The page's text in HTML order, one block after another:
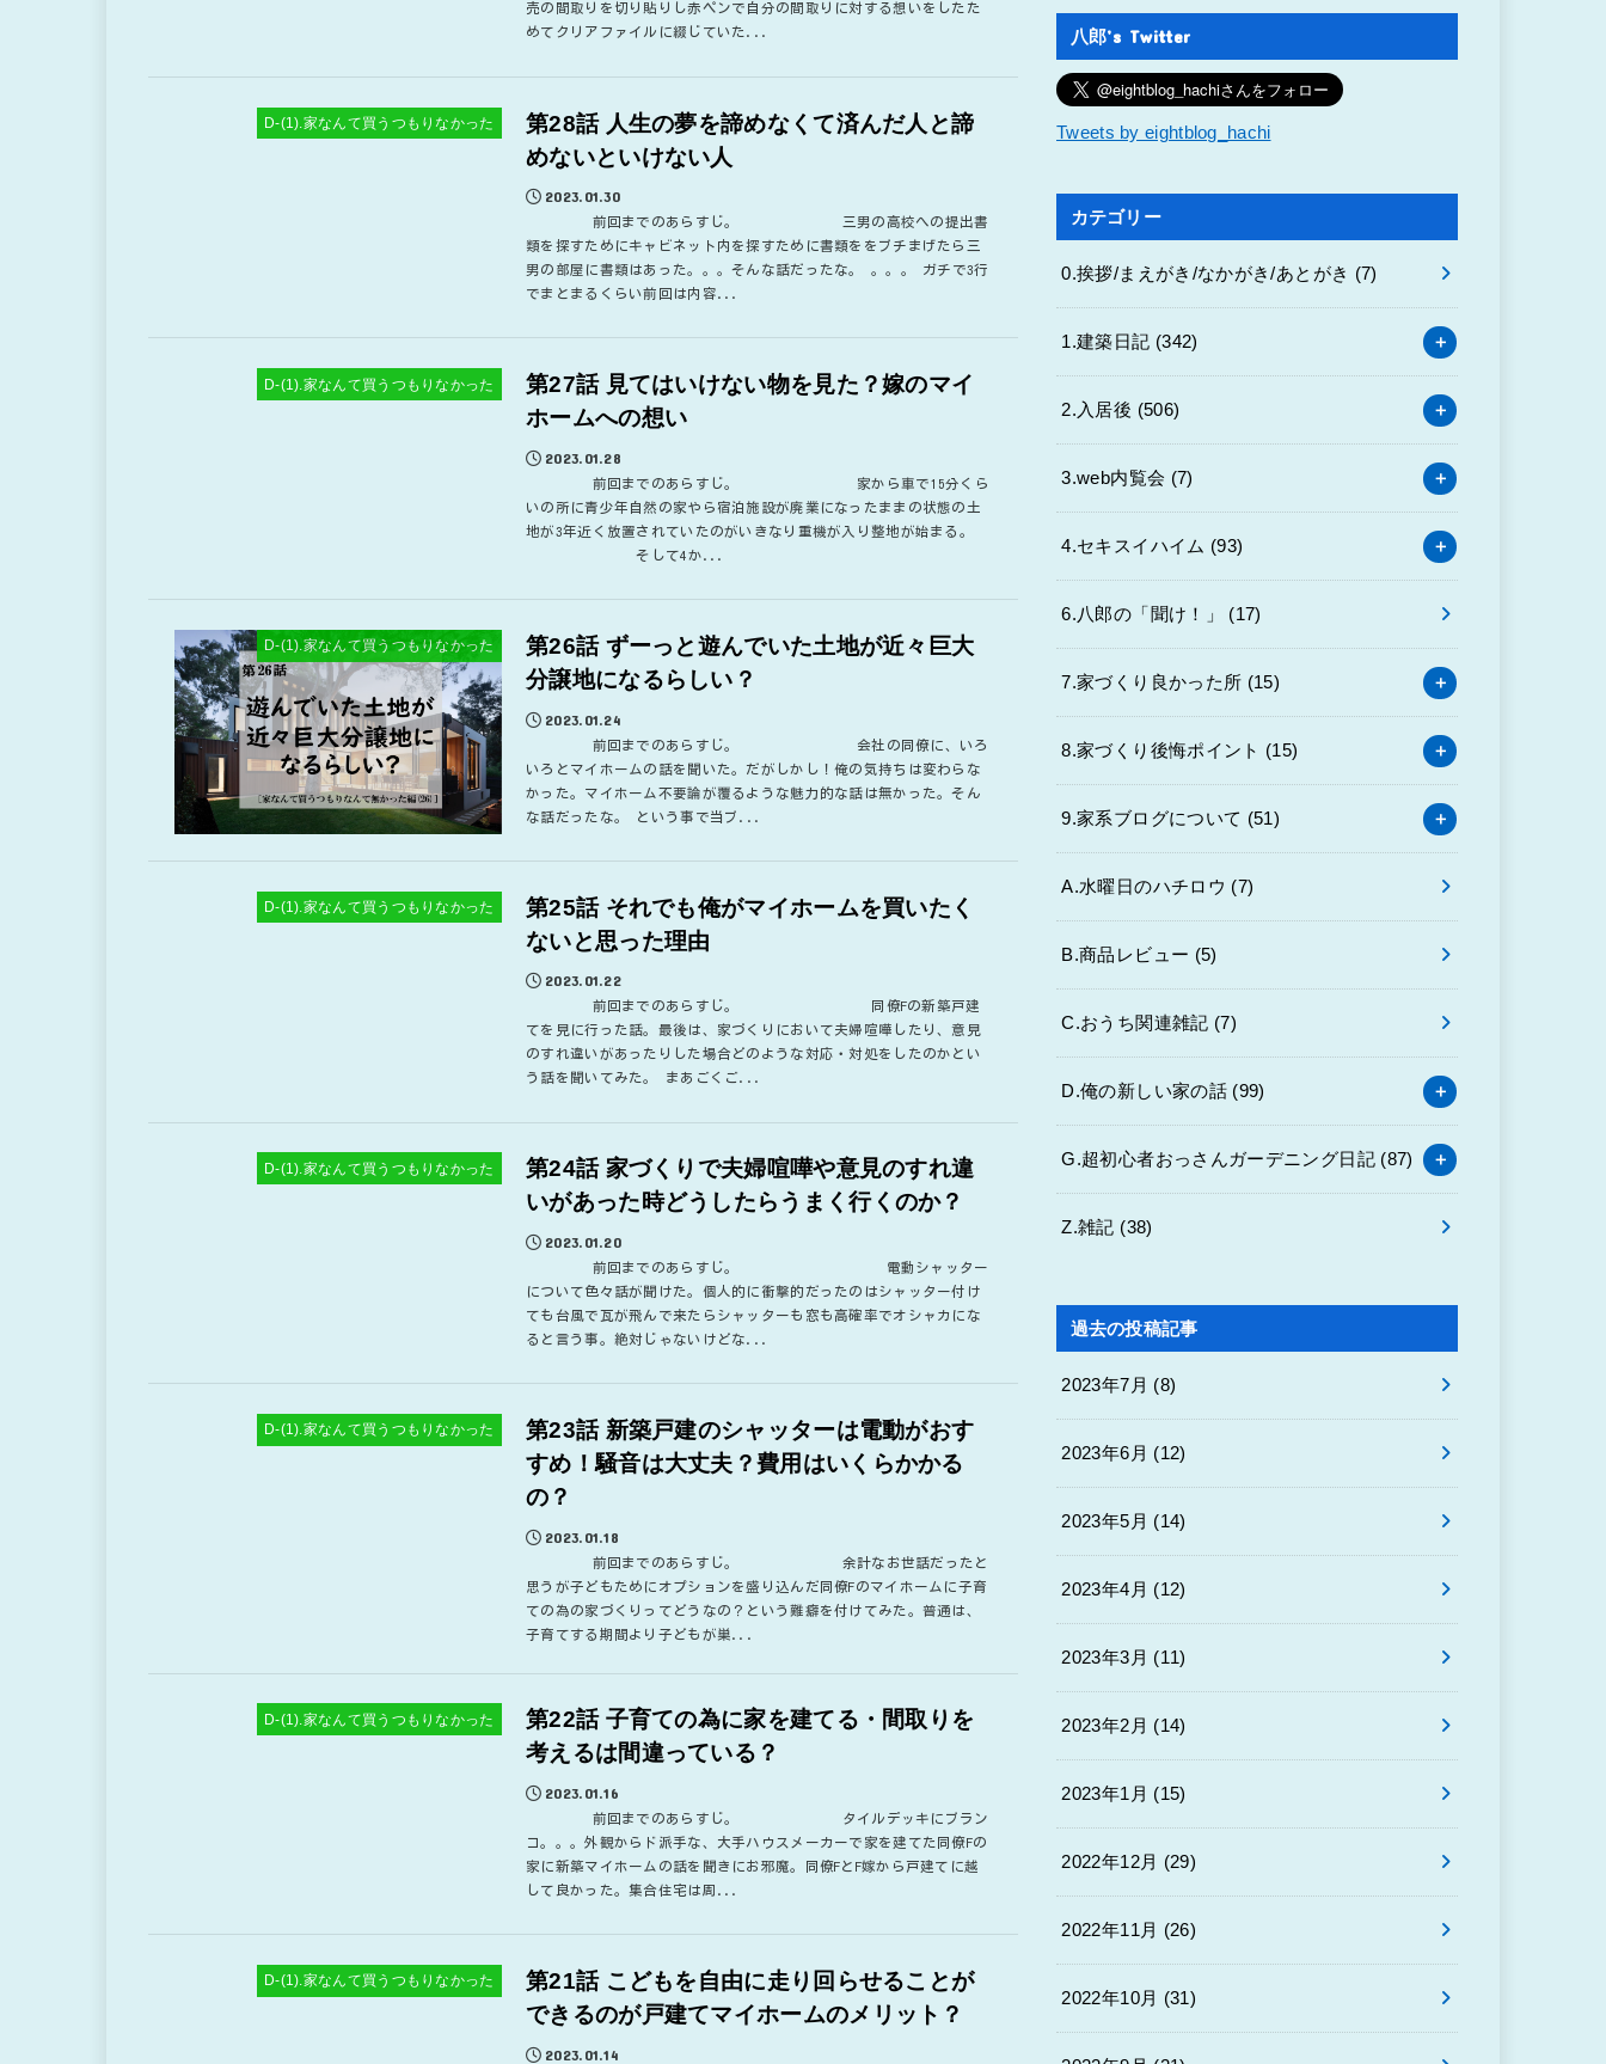
売の間取りを切り貼りし赤ペンで自分の間取りに対する想いをしたた
めてクリアファイルに綴じていた...
D-(1).家なんて買うつもりなかった
第28話 人生の夢を諦めなくて済んだ人と諦
めないといけない人
2023.01.30
前回までのあらすじ。 三男の高校への提出書
類を探すためにキャビネット内を探すために書類ををブチまげたら三
男の部屋に書類はあった。。。そんな話だったな。 。。。 ガチで3行
でまとまるくらい前回は内容...
D-(1).家なんて買うつもりなかった
第27話 見てはいけない物を見た？嫁のマイ
ホームへの想い
2023.01.28
前回までのあらすじ。 家から車で15分くら
いの所に青少年自然の家やら宿泊施設が廃業になったままの状態の土
地が3年近く放置されていたのがいきなり重機が入り整地が始まる。
そして4か...
D-(1).家なんて買うつもりなかった
第26話 ずーっと遊んでいた土地が近々巨大
分譲地になるらしい？
2023.01.24
前回までのあらすじ。 会社の同僚に、いろ
いろとマイホームの話を聞いた。だがしかし！俺の気持ちは変わらな
かった。マイホーム不要論が覆るような魅力的な話は無かった。そん
な話だったな。 という事で当ブ...
D-(1).家なんて買うつもりなかった
第25話 それでも俺がマイホームを買いたく
ないと思った理由
2023.01.22
前回までのあらすじ。 同僚Fの新築戸建
てを見に行った話。最後は、家づくりにおいて夫婦喧嘩したり、意見
のすれ違いがあったりした場合どのような対応・対処をしたのかとい
う話を聞いてみた。 まあごくご...
D-(1).家なんて買うつもりなかった
第24話 家づくりで夫婦喧嘩や意見のすれ違
いがあった時どうしたらうまく行くのか？
2023.01.20
前回までのあらすじ。 電動シャッター
について色々話が聞けた。個人的に衝撃的だったのはシャッター付け
ても台風で瓦が飛んで来たらシャッターも窓も高確率でオシャカにな
ると言う事。絶対じゃないけどな...
D-(1).家なんて買うつもりなかった
第23話 新築戸建のシャッターは電動がおす
すめ！騒音は大丈夫？費用はいくらかかる
の？
2023.01.18
前回までのあらすじ。 余計なお世話だったと
思うが子どもためにオプションを盛り込んだ同僚Fのマイホームに子育
ての為の家づくりってどうなの？という難癖を付けてみた。普通は、
子育てする期間より子どもが巣...
D-(1).家なんて買うつもりなかった
第22話 子育ての為に家を建てる・間取りを
考えるは間違っている？
2023.01.16
前回までのあらすじ。 タイルデッキにブラン
コ。。。外観からド派手な、大手ハウスメーカーで家を建てた同僚Fの
家に新築マイホームの話を聞きにお邪魔。同僚FとF嫁から戸建てに越
して良かった。集合住宅は周...
D-(1).家なんて買うつもりなかった
第21話 こどもを自由に走り回らせることが
できるのが戸建てマイホームのメリット？
2023.01.14
八郎’s Twitter
Tweets by eightblog_hachi
カテゴリー
0.挨拶/まえがき/なかがき/あとがき (7)
1.建築日記 (342)
2.入居後 (506)
3.web内覧会 (7)
4.セキスイハイム (93)
6.八郎の「聞け！」 (17)
7.家づくり良かった所 (15)
8.家づくり後悔ポイント (15)
9.家系ブログについて (51)
A.水曜日のハチロウ (7)
B.商品レビュー (5)
C.おうち関連雑記 (7)
D.俺の新しい家の話 (99)
G.超初心者おっさんガーデニング日記 (87)
Z.雑記 (38)
過去の投稿記事
2023年7月 (8)
2023年6月 (12)
2023年5月 (14)
2023年4月 (12)
2023年3月 (11)
2023年2月 (14)
2023年1月 (15)
2022年12月 (29)
2022年11月 (26)
2022年10月 (31)